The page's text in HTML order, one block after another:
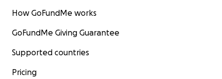
How GoFundMe works
GoFundMe Giving Guarantee
Supported countries
Pricing